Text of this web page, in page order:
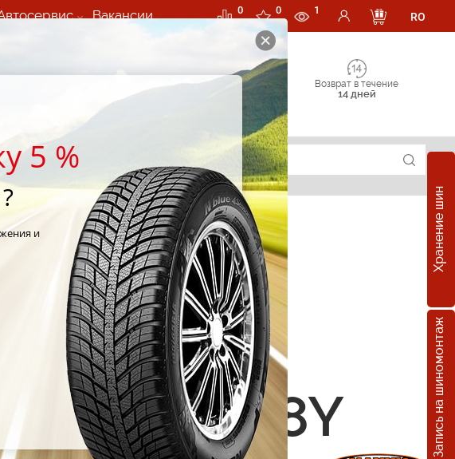
Вакансии 0 0 1
RO
Возврат в течение
14 дней
Хранение шин
Запись на шиномонтаж
шины
VS5
40 R19 98Y
5 %
и